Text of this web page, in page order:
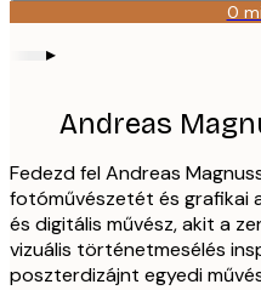
0
▸
Andreas
Fedezd fel Andreas
fotóművészetét és grafikai
és digitális művész, akit a
vizuális történetmesélés
poszterdizájnt egyedi